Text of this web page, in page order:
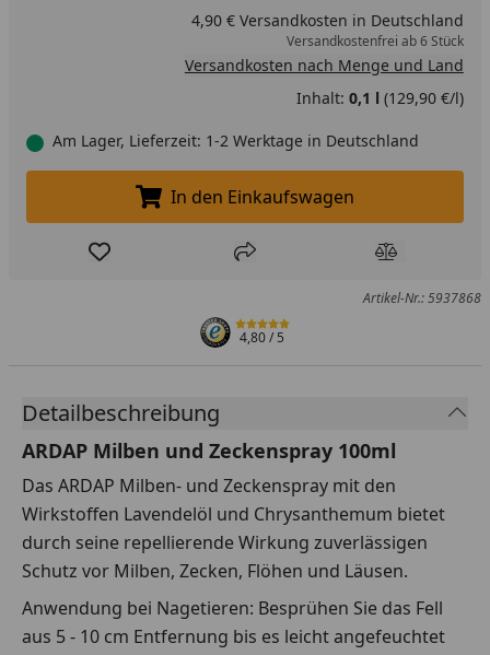
4,90 € Versandkosten in Deutschland
Versandkostenfrei ab 6 Stück
Versandkosten nach Menge und Land
Inhalt: 0,1 l (129,90 €/l)
Am Lager, Lieferzeit: 1-2 Werktage in Deutschland
In den Einkaufswagen legen
In den Einkaufswagen
Produkt zur Wunschliste hinzufügen
Teilen Produkt
Artikel-Nr.: 5937868
4,80/ 5
Detailbeschreibung
ARDAP Milben und Zeckenspray 100ml
Das ARDAP Milben- und Zeckenspray mit den
Wirkstoffen Lavendelöl und Chrysanthemum bietet
durch seine repellierende Wirkung zuverlässigen
Schutz vor Milben, Zecken, Flöhen und Läusen.
Anwendung bei Nagetieren: Besprühen Sie das Fell
aus 5 - 10 cm Entfernung bis es leicht angefeuchtet